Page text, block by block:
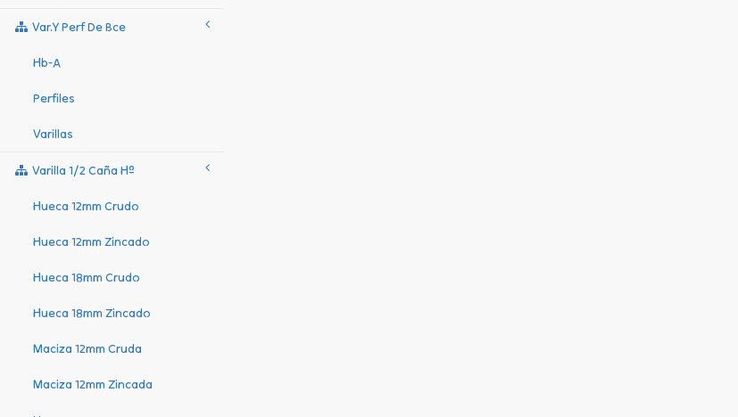
Var.y Perf De Bce
Hb-A
Perfiles
Varillas
Varilla 1/2 Caña Hº
Hueca 12mm Crudo
Hueca 12mm Zincado
Hueca 18mm Crudo
Hueca 18mm Zincado
Maciza 12mm Cruda
Maciza 12mm Zincada